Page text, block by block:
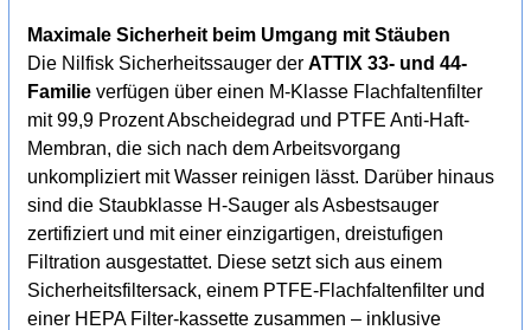
Maximale Sicherheit beim Umgang mit Stäuben
Die Nilfisk Sicherheitssauger derATTIX 33- und 44-
Familie verfügen über einen M-Klasse Flachfaltenfilter
mit 99,9 Prozent Abscheidegrad und PTFE Anti-Haft-
Membran, die sich nach dem Arbeitsvorgang
unkompliziert mit Wasser reinigen lässt. Darüber hinaus
sind die Staubklasse H-Sauger als Asbestsauger
zertifiziert und mit einer einzigartigen, dreistufigen
Filtration ausgestattet. Diese setzt sich aus einem
Sicherheitsfiltersack, einem PTFE-Flachfaltenfilter und
einer HEPA Filter-kassette zusammen – inklusive